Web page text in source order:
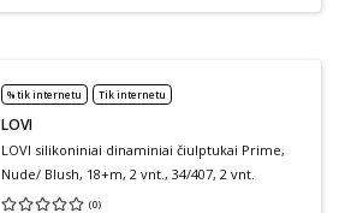
% tik internetu Tik internetu
LOVI
LOVI silikoniniai dinaminiai čiulptukai Prime,
Nude/ Blush, 18+m, 2 vnt., 34/407, 2 vnt.
(0)